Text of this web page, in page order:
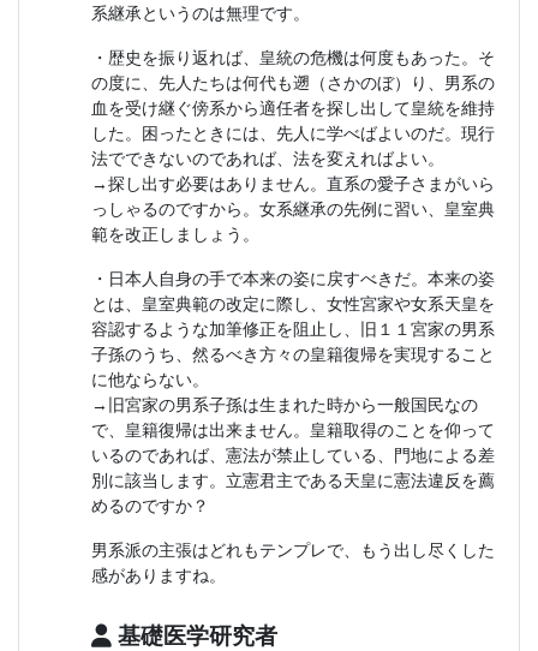
系継承というのは無理です。
・歴史を振り返れば、皇統の危機は何度もあった。そ
の度に、先人たちは何代も遡（さかのぼ）り、男系の
血を受け継ぐ傍系から適任者を探し出して皇統を維持
した。困ったときには、先人に学べばよいのだ。現行
法でできないのであれば、法を変えればよい。
→探し出す必要はありません。直系の愛子さまがいら
っしゃるのですから。女系継承の先例に習い、皇室典
範を改正しましょう。
・日本人自身の手で本来の姿に戻すべきだ。本来の姿
とは、皇室典範の改定に際し、女性宮家や女系天皇を
容認するような加筆修正を阻止し、旧１１宮家の男系
子孫のうち、然るべき方々の皇籍復帰を実現すること
に他ならない。
→旧宮家の男系子孫は生まれた時から一般国民なの
で、皇籍復帰は出来ません。皇籍取得のことを仰って
いるのであれば、憲法が禁止している、門地による差
別に該当します。立憲君主である天皇に憲法違反を薦
めるのですか？
男系派の主張はどれもテンプレで、もう出し尽くした
感がありますね。
基礎医学研究者